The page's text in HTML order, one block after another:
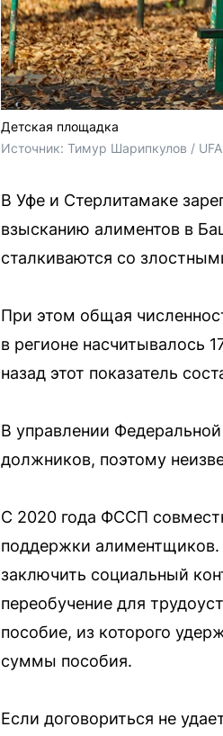
Детская площадка
Источник: Тимур Шарипкулов /
В Уфе и Стерлитамаке
взысканию алиментов в
сталкиваются со
При этом общая
в регионе насчитывалось
назад этот показатель
В управлении
должников, поэтому
С 2020 года ФССП
поддержки алиментщиков.
заключить социальный
переобучение для
пособие, из которого
суммы пособия.
Если договориться не